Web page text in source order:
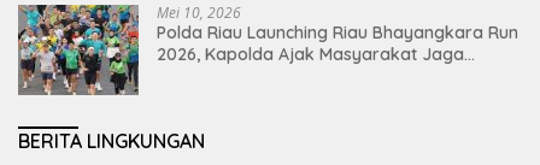
Mei 10, 2026
Polda Riau Launching Riau Bhayangkara Run
2026, Kapolda Ajak Masyarakat Jaga
BERITA LINGKUNGAN